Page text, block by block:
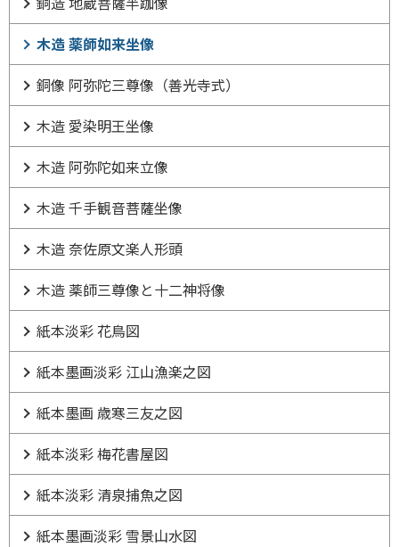
木造 薬師如来坐像
銅像 阿弥陀三尊像（善光寺式）
木造 愛染明王坐像
木造 阿弥陀如来立像
木造 千手観音菩薩坐像
木造 奈佐原文楽人形頭
木造 薬師三尊像と十二神将像
紙本淡彩 花鳥図
紙本墨画淡彩 江山漁楽之図
紙本墨画 歳寒三友之図
紙本淡彩 梅花書屋図
紙本淡彩 清泉捕魚之図
紙本墨画淡彩 雪景山水図